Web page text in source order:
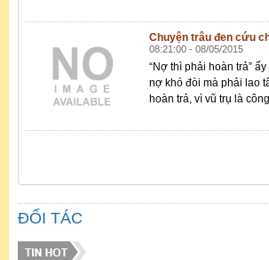
Chuyện trâu đen cứu
08:21:00 - 08/05/2015
“Nợ thì phải hoàn trả”
nợ khó đòi mà phải lao
hoàn trả, vì vũ trụ là
ĐỐI TÁC